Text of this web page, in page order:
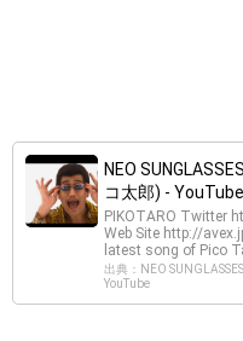
NEO
コ太郎) - YouTube
PIKOTARO Twitter
Web Site http://
latest song of Pico
出典：NEO
YouTube